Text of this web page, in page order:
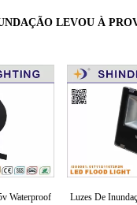
LEVOU À
Waterproof
Luzes De